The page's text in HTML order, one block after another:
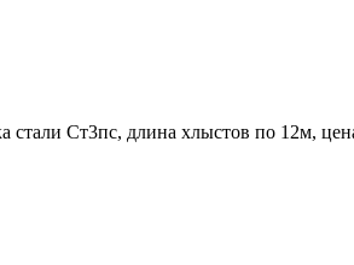
Ст3пс, длина хлыстов по 12м,